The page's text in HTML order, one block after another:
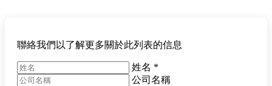
聯絡我們以了解更多關於此列表的信息
姓名 *
公司名稱